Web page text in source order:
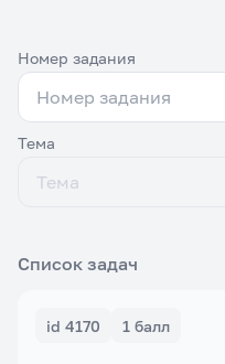
Номер задания
Номер задания
Номер задания
Тема
Тема
Список задач
id 4170 1 балл